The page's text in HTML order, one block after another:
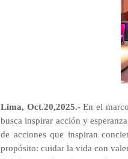
Lima, Oct.20,2025.-En el
busca inspirar acción y
de acciones que inspiran
propósito: cuidar la vida con